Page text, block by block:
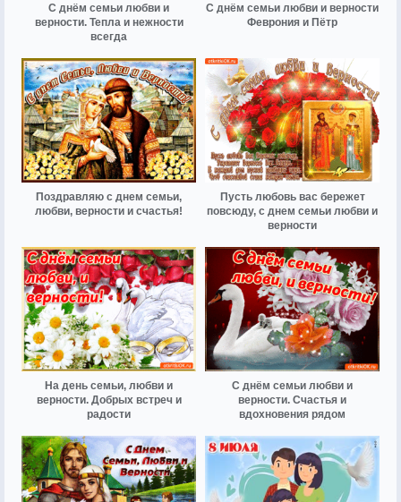
С днём семьи любви и
верности. Тепла и нежности
всегда
С днём семьи любви и верности
Феврония и Пётр
Поздравляю с днем семьи,
любви, верности и счастья!
Пусть любовь вас бережет
повсюду, с днем семьи любви и
верности
На день семьи, любви и
верности. Добрых встреч и
радости
С днём семьи любви и
верности. Счастья и
вдохновения рядом